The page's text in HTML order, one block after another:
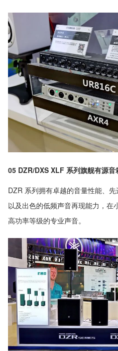
05 DZR/DXS XLF 系列旗舰有源音
DZR 系列拥有卓越的音量性能、
以及出色的低频声音再现能力，在
高功率等级的专业声音。